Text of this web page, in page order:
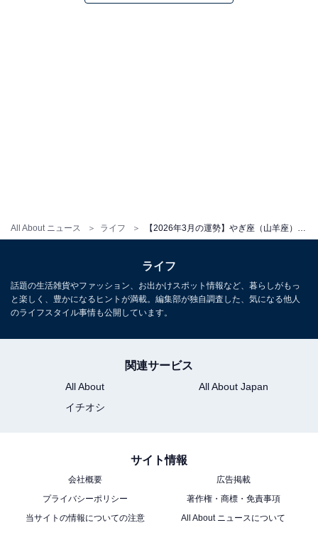
All About ニュース ライフ
章月綾乃の12星座占い
ライフ
話題の生活雑貨やファッション、お出かけスポット情報など、暮らしがもっ
と楽しく、豊かになるヒントが満載。編集部が独自調査した、気になる他人
のライフスタイル事情も公開しています。
関連サービス
All About
All About Japan
イチオシ
サイト情報
会社概要
広告掲載
プライバシーポリシー
著作権・商標・免責事項
当サイトの情報についての注意
All About ニュースについて